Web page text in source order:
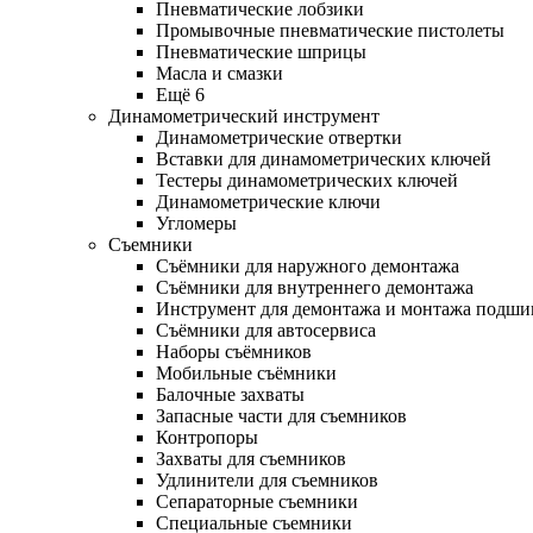
Пневматические лобзики
Промывочные пневматические пистолеты
Пневматические шприцы
Масла и смазки
Ещё 6
Динамометрический инструмент
Динамометрические отвертки
Вставки для динамометрических ключей
Тестеры динамометрических ключей
Динамометрические ключи
Угломеры
Съемники
Съёмники для наружного демонтажа
Съёмники для внутреннего демонтажа
Инструмент для демонтажа и монтажа
Съёмники для автосервиса
Наборы съёмников
Мобильные съёмники
Балочные захваты
Запасные части для съемников
Контропоры
Захваты для съемников
Удлинители для съемников
Сепараторные съемники
Специальные съемники